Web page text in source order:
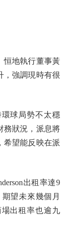
地執行董事黃
，強調現時有很
球局勢不太穩
務狀況，派息將
希望能反映在派
出租率達9
期望未來幾個月
出租率也逾九